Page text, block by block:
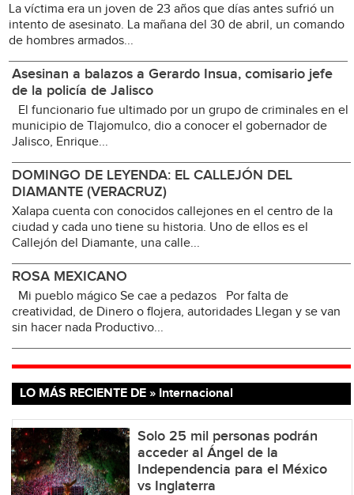
La víctima era un joven de 23 años que días antes sufrió un
intento de asesinato. La mañana del 30 de abril, un comando
de hombres armados...
Asesinan a balazos a Gerardo Insua, comisario jefe
de la policía de Jalisco
El funcionario fue ultimado por un grupo de criminales en el
municipio de Tlajomulco, dio a conocer el gobernador de
Jalisco, Enrique...
DOMINGO DE LEYENDA: EL CALLEJÓN DEL
DIAMANTE (VERACRUZ)
Xalapa cuenta con conocidos callejones en el centro de la
ciudad y cada uno tiene su historia. Uno de ellos es el
Callejón del Diamante, una calle...
ROSA MEXICANO
Mi pueblo mágico Se cae a pedazos Por falta de
creatividad, de Dinero o flojera, autoridades Llegan y se van
sin hacer nada Productivo...
LO MÁS RECIENTE DE » Internacional
Solo 25 mil personas podrán
acceder al Ángel de la
Independencia para el México
vs Inglaterra